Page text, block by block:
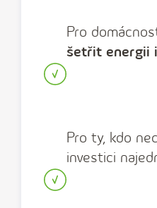
Pro
šetřit energii
Pro ty, kdo
investici